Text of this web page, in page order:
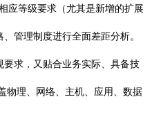
应等级要求（尤其是新增的扩展
管理制度进行全面差距分析。
求，又贴合业务实际、具备技
物理、网络、主机、应用、数据